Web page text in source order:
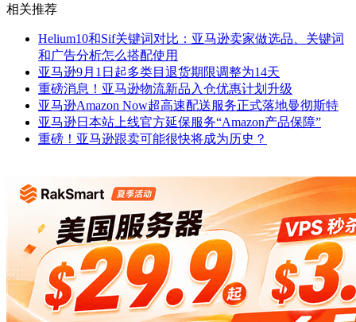
相关推荐
Helium10和Sif关键词对比：亚马逊卖家做选品、关键词
和广告分析怎么搭配使用
亚马逊9月1日起多类目退货期限调整为14天
重磅消息！亚马逊物流新品入仓优惠计划升级
亚马逊Amazon Now超高速配送服务正式落地曼彻斯特
亚马逊日本站上线官方延保服务“Amazon产品保障”
重磅！亚马逊跟卖可能很快将成为历史？